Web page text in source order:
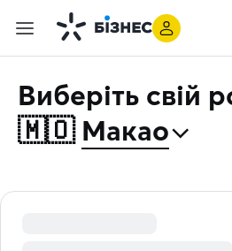
Виберіть свій
🇲🇴 Макао⌃